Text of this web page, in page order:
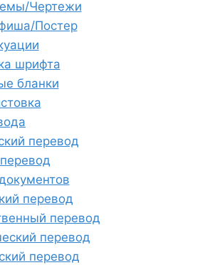
Чертежи
Постер
шрифта
бланки
перевод
перевод
перевод
перевод
перевод